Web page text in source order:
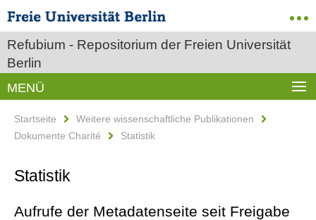
Refubium - Repositorium der Freien Universität
Berlin
MENÜ
Startseite
Weitere wissenschaftliche Publikationen
Dokumente Charité
Statistik
Statistik
Aufrufe der Metadatenseite seit Freigabe